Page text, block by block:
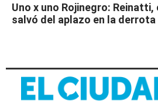
Uno x uno Rojinegro: Reinatti,
salvó del aplazo en la